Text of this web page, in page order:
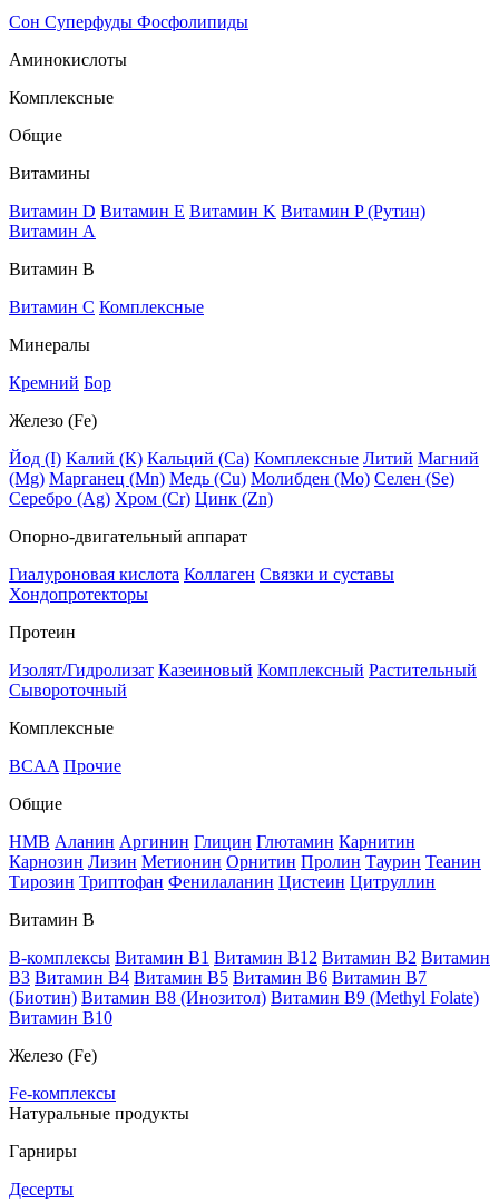
Сон Суперфуды Фосфолипиды
Аминокислоты
Комплексные
Общие
Витамины
Витамин D Витамин E Витамин K Витамин P (Рутин)
Витамин А
Витамин В
Витамин C Комплексные
Минералы
Кремний Бор
Железо (Fe)
Йод (I) Калий (К) Кальций (Са) Комплексные Литий Магний
(Mg) Марганец (Mn) Медь (Сu) Молибден (Мо) Селен (Se)
Серебро (Ag) Хром (Cr) Цинк (Zn)
Опорно-двигательный аппарат
Гиалуроновая кислота Коллаген Связки и суставы
Хондопротекторы
Протеин
Изолят/Гидролизат Казеиновый Комплексный Растительный
Сывороточный
Комплексные
BCAA Прочие
Общие
HMB Аланин Аргинин Глицин Глютамин Карнитин
Карнозин Лизин Метионин Орнитин Пролин Таурин Теанин
Тирозин Триптофан Фенилаланин Цистеин Цитруллин
Витамин В
B-комплексы Витамин B1 Витамин B12 Витамин B2 Витамин
B3 Витамин B4 Витамин B5 Витамин B6 Витамин B7
(Биотин) Витамин B8 (Инозитол) Витамин B9 (Methyl Folate)
Витамин В10
Железо (Fe)
Fe-комплексы
Натуральные продукты
Гарниры
Десерты